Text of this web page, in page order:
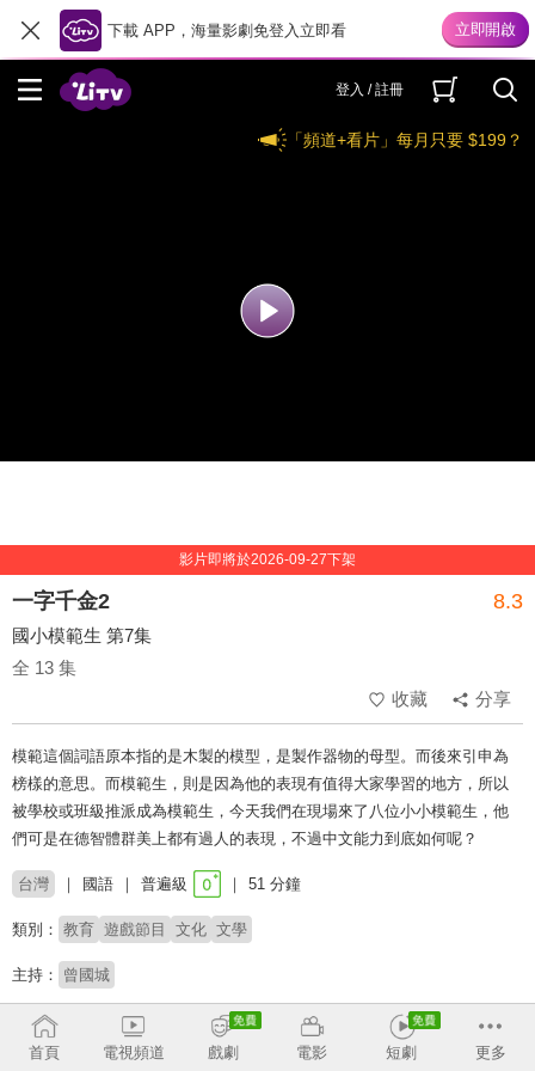
下載 APP，海量影劇免登入立即看
登入 / 註冊
「頻道+看片」每月只要 $199？
影片即將於2026-09-27下架
一字千金2 8.3
國小模範生 第7集
全 13 集
收藏
分享
模範這個詞語原本指的是木製的模型，是製作器物的母型。而後來引申為
榜樣的意思。而模範生，則是因為他的表現有值得大家學習的地方，所以
被學校或班級推派成為模範生，今天我們在現場來了八位小小模範生，他
們可是在德智體群美上都有過人的表現，不過中文能力到底如何呢？
台灣 國語 普遍級 51 分鐘
類別： 教育 遊戲節目 文化 文學
主持： 曾國城
榮獲2015年 第50屆金鐘獎 綜合節目獎。 榮獲2023年 第
58屆金鐘獎 益智及實境節目主持人獎（曾國城）。
首頁 電視頻道 戲劇 電影 短劇 更多